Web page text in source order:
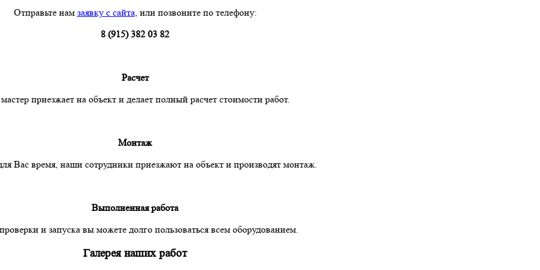
Отправьте нам заявку с сайта, или позвоните по телефону:
8 (915) 382 03 82
Расчет
приезжает на объект и делает полный расчет стоимости работ.
Монтаж
Вас время, наши сотрудники приезжают на объект и производят монтаж.
Выполненная работа
и запуска вы можете долго пользоваться всем оборудованием.
Галерея наших работ